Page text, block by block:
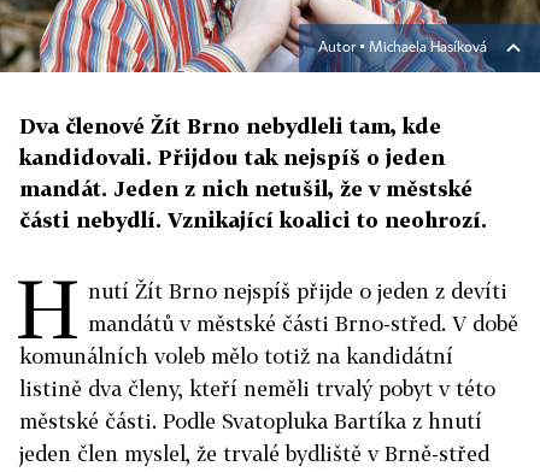
Autor ▪ Michaela Hasíková
Dva členové Žít Brno nebydleli tam, kde
kandidovali. Přijdou tak nejspíš o jeden
mandát. Jeden z nich netušil, že v městské
části nebydlí. Vznikající koalici to neohrozí.
H nutí Žít Brno nejspíš přijde o jeden z devíti
mandátů v městské části Brno-střed. V době
komunálních voleb mělo totiž na kandidátní
listině dva členy, kteří neměli trvalý pobyt v této
městské části. Podle Svatopluka Bartíka z hnutí
jeden člen myslel, že trvalé bydliště v Brně-střed